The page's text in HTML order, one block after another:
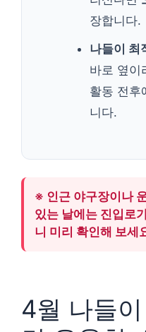
장합니다.
나들이 최
바로 옆이
활동 전후
니다.
※ 인근 야구장이나
있는 날에는 진입로
니 미리 확인해 보세
4월 나들